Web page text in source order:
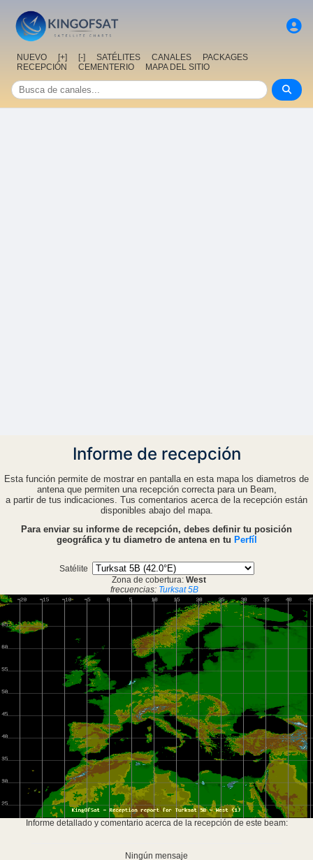
NUEVO [+] [-] SATÉLITES CANALES
PACKAGES
RECEPCIÓN
CEMENTERIO MAPA DEL SITIO
Informe de recepción
Esta función permite de mostrar en pantalla en esta mapa los diametros de
antena que permiten una recepción correcta para un Beam,
a partir de tus indicaciones. Tus comentarios acerca de la recepción están
disponibles abajo del mapa.
Para enviar su informe de recepción, debes definir tu posición
geográfica y tu diametro de antena en tu Perfíl
Satélite
Zona de cobertura: West
frecuencias: Turksat 5B
Informe detallado y comentario acerca de la recepción de este beam:
Ningún mensaje